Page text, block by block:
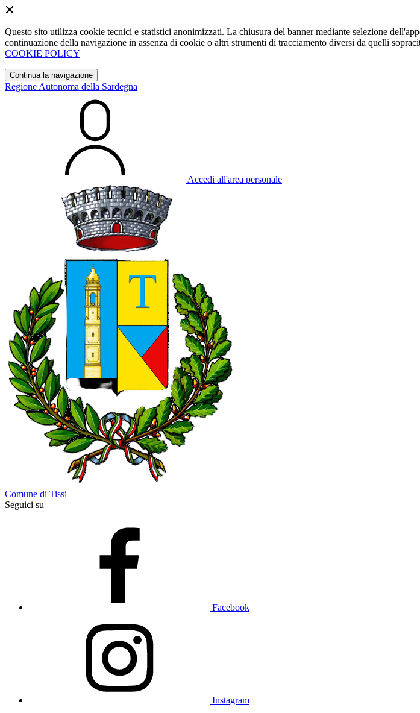
Questo sito utilizza cookie tecnici e statistici anonimizzati. La chiusura del banner mediante selezione
continuazione della navigazione in assenza di cookie o altri strumenti di tracciamento diversi da quelli
COOKIE POLICY
Continua la navigazione
Regione Autonoma della Sardegna
Accedi all'area personale
Comune di Tissi
Seguici su
Facebook
Instagram